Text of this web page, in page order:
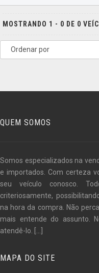
MOSTRANDO 1 - 0 DE 0
Ordenar por
QUEM SOMOS
Somos especializados na
e importados. Com certeza
seu veículo conosco.
criteriosamente,
na hora da compra. Não
mais entende do assunto.
atendê-lo.
MAPA DO SITE